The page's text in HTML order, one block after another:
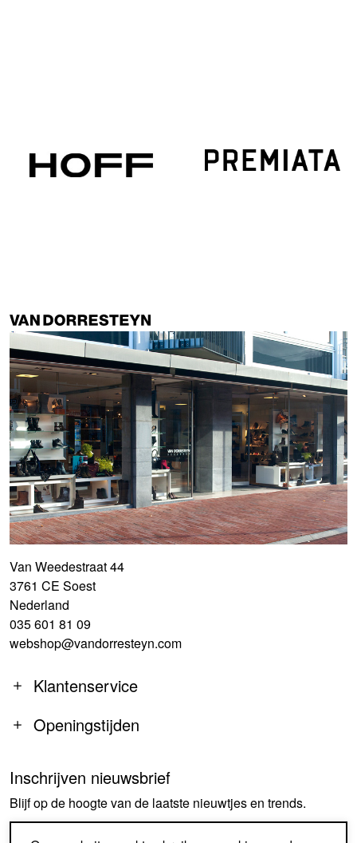
Van Weedestraat 44
3761 CE Soest
Nederland
035 601 81 09
webshop@vandorresteyn.com
Klantenservice
Openingstijden
MA
14:00-18:00
DI-DO
09:30-18:00
Inschrijven nieuwsbrief
Blijf op de hoogte van de laatste nieuwtjes en trends.